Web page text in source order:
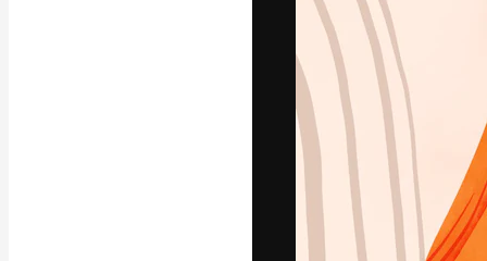
Platforma
najlepszych
Polski